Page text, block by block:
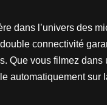
dans l’univers des
connectivité
Que vous filmez
automatiquement sur